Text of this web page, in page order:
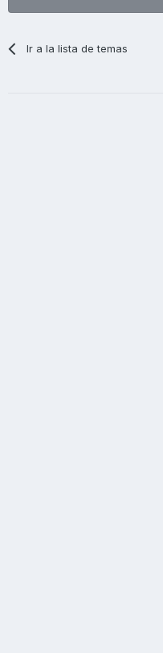
Ir a la lista de temas